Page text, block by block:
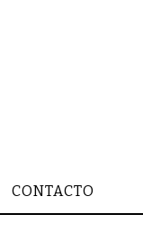
CONTACTO